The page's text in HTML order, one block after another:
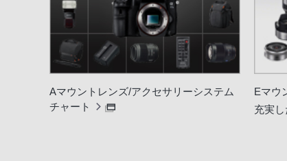
Aマウントレンズ/アクセサリーシステム
チャート
Eマウ
充実